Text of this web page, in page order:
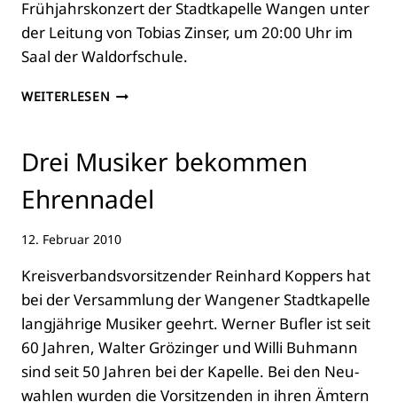
Früh­jahrs­kon­zert der Stadt­ka­pel­le Wan­gen unter
der Lei­tung von Tobi­as Zins­er, um 20:00 Uhr im
Saal der Wal­dorf­schu­le.
WEITERLESEN URAUF­
BEIM
FRÜH­
JAHRS­
KON­
Drei Musi­ker bekom­men
Ehren­na­del
12. Februar 2010
Kreis­ver­bands­vor­sit­zen­der Rein­hard Kop­pers hat
bei der Ver­samm­lung der Wan­ge­ner Stadt­ka­pel­le
lang­jäh­ri­ge Musi­ker geehrt. Wer­ner Buf­ler ist seit
60 Jah­ren, Wal­ter Grö­zin­ger und Wil­li Buh­mann
sind seit 50 Jah­ren bei der Kapel­le. Bei den Neu­
wah­len wur­den die Vor­sit­zen­den in ihren Ämtern